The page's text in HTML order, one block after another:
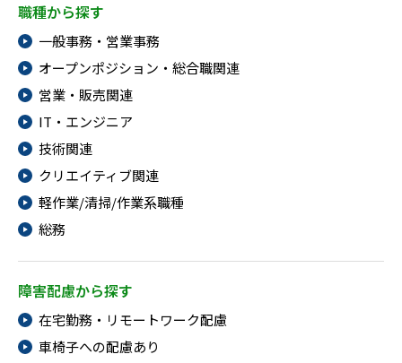
職種から探す
一般事務・営業事務
オープンポジション・総合職関連
営業・販売関連
IT・エンジニア
技術関連
クリエイティブ関連
軽作業/清掃/作業系職種
総務
障害配慮から探す
在宅勤務・リモートワーク配慮
車椅子への配慮あり